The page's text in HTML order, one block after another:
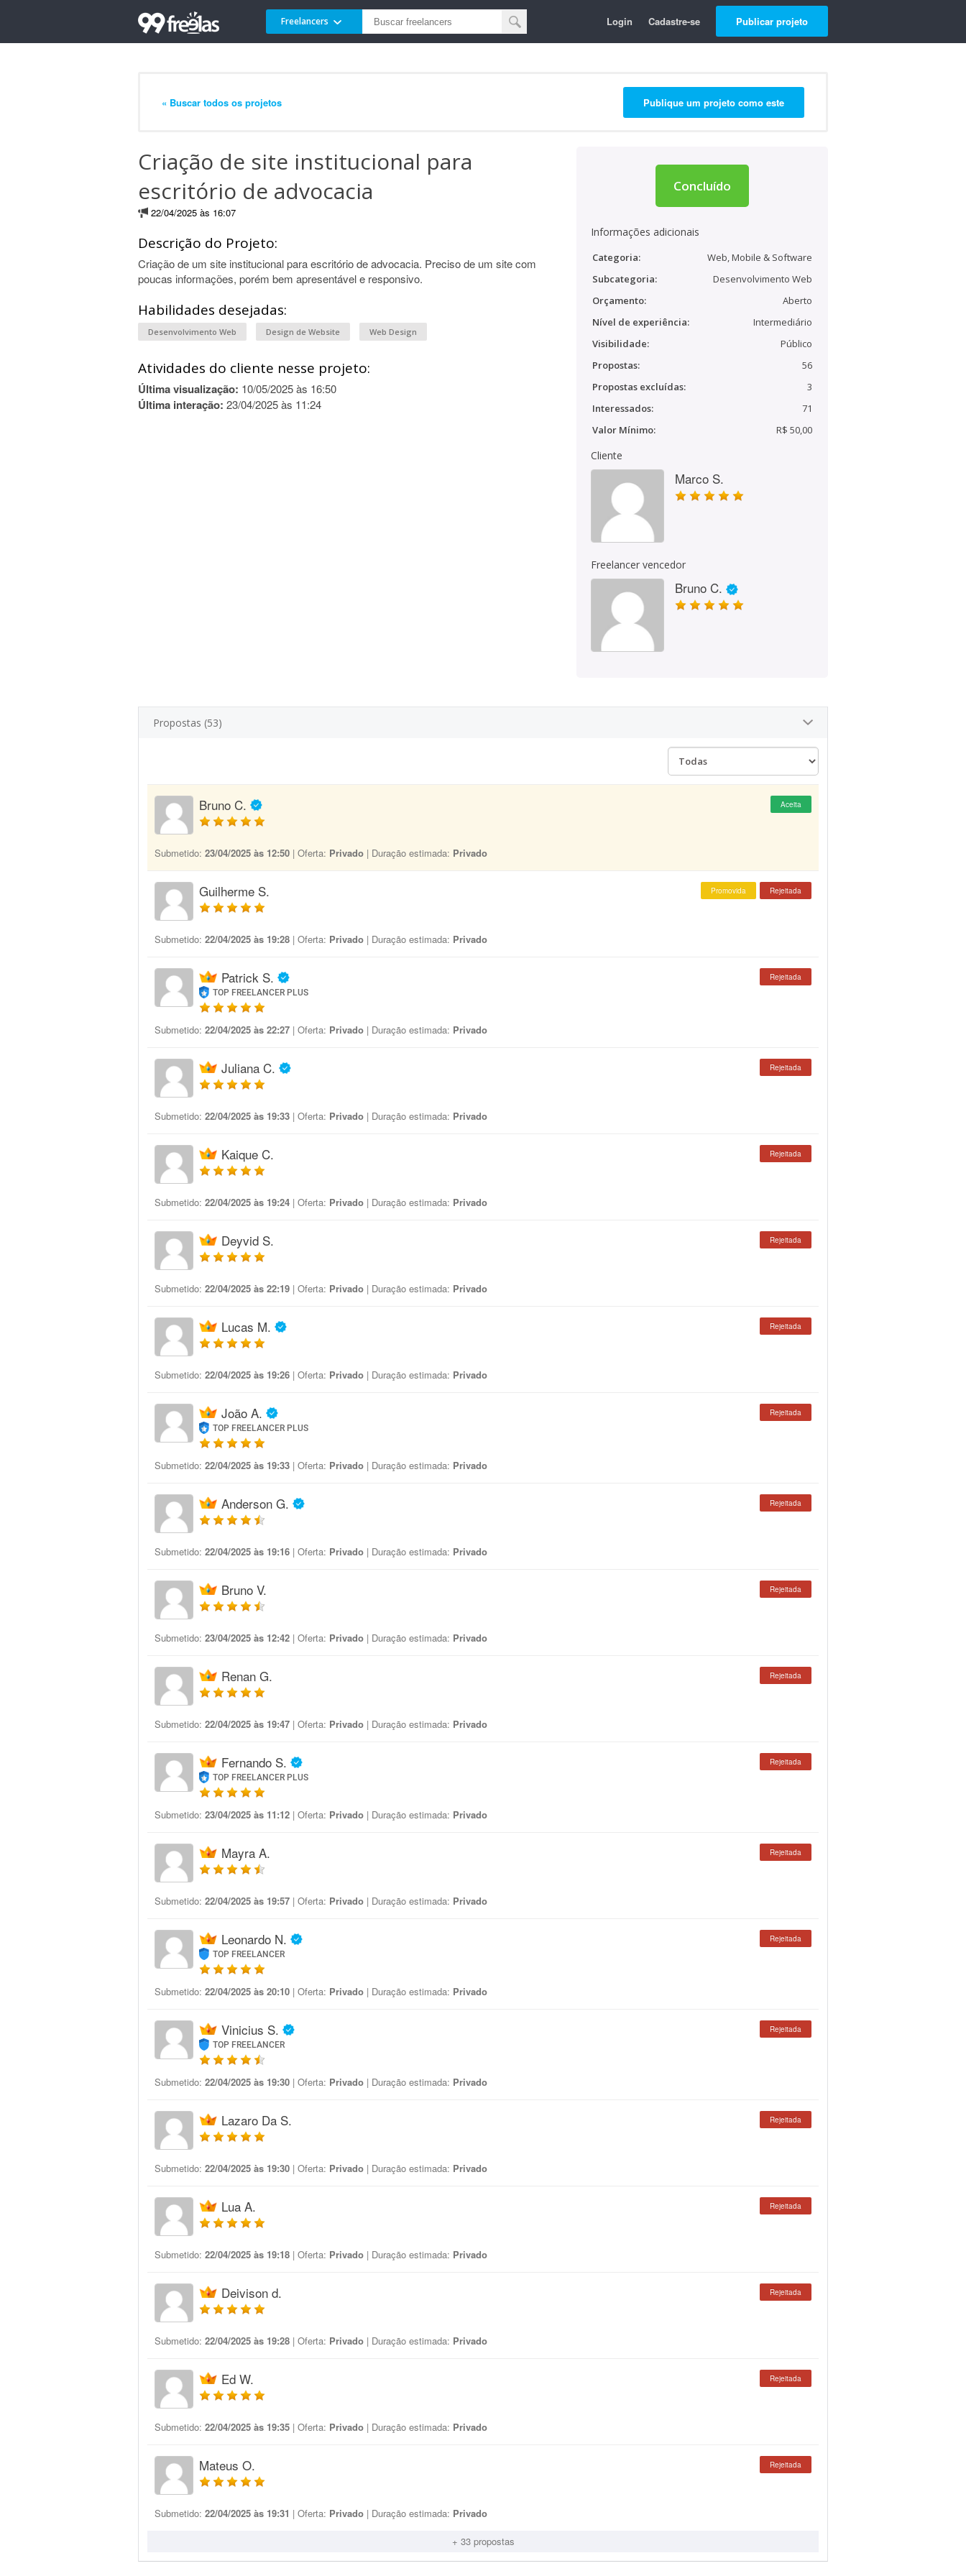
Freelancers Login Cadastre-se Publicar projeto
« Buscar todos os projetos Publique um projeto como este
Criação de site institucional para
escritório de advocacia
22/04/2025 às 16:07
Descrição do Projeto:
Criação de um site institucional para escritório de advocacia. Preciso de um site com
poucas informações, porém bem apresentável e responsivo.
Habilidades desejadas:
Desenvolvimento Web Design de Website Web Design
Atividades do cliente nesse projeto:
Última visualização: 10/05/2025 às 16:50
Última interação: 23/04/2025 às 11:24
Concluído
Informações adicionais
Categoria:
Web, Mobile & Software
Subcategoria:
Desenvolvimento Web
Orçamento:
Aberto
Nível de experiência:
Intermediário
Visibilidade:
Público
Propostas:
56
Propostas excluídas:
3
Interessados:
71
Valor Mínimo:
R$ 50,00
Cliente
Marco S.
Freelancer vencedor
Bruno C.
Propostas (53)
Bruno C. Aceita
Submetido: 23/04/2025 às 12:50 | Oferta: Privado | Duração estimada: Privado
Guilherme S. Promovida Rejeitada
Submetido: 22/04/2025 às 19:28 | Oferta: Privado | Duração estimada: Privado
Patrick S.
TOP FREELANCER PLUS
Rejeitada
Submetido: 22/04/2025 às 22:27 | Oferta: Privado | Duração estimada: Privado
Juliana C. Rejeitada
Submetido: 22/04/2025 às 19:33 | Oferta: Privado | Duração estimada: Privado
Kaique C. Rejeitada
Submetido: 22/04/2025 às 19:24 | Oferta: Privado | Duração estimada: Privado
Deyvid S. Rejeitada
Submetido: 22/04/2025 às 22:19 | Oferta: Privado | Duração estimada: Privado
Lucas M. Rejeitada
Submetido: 22/04/2025 às 19:26 | Oferta: Privado | Duração estimada: Privado
João A.
TOP FREELANCER PLUS
Rejeitada
Submetido: 22/04/2025 às 19:33 | Oferta: Privado | Duração estimada: Privado
Anderson G. Rejeitada
Submetido: 22/04/2025 às 19:16 | Oferta: Privado | Duração estimada: Privado
Bruno V. Rejeitada
Submetido: 23/04/2025 às 12:42 | Oferta: Privado | Duração estimada: Privado
Renan G. Rejeitada
Submetido: 22/04/2025 às 19:47 | Oferta: Privado | Duração estimada: Privado
Fernando S.
TOP FREELANCER PLUS
Rejeitada
Submetido: 23/04/2025 às 11:12 | Oferta: Privado | Duração estimada: Privado
Mayra A. Rejeitada
Submetido: 22/04/2025 às 19:57 | Oferta: Privado | Duração estimada: Privado
Leonardo N.
TOP FREELANCER
Rejeitada
Submetido: 22/04/2025 às 20:10 | Oferta: Privado | Duração estimada: Privado
Vinicius S.
TOP FREELANCER
Rejeitada
Submetido: 22/04/2025 às 19:30 | Oferta: Privado | Duração estimada: Privado
Lazaro Da S. Rejeitada
Submetido: 22/04/2025 às 19:30 | Oferta: Privado | Duração estimada: Privado
Lua A. Rejeitada
Submetido: 22/04/2025 às 19:18 | Oferta: Privado | Duração estimada: Privado
Deivison d. Rejeitada
Submetido: 22/04/2025 às 19:28 | Oferta: Privado | Duração estimada: Privado
Ed W. Rejeitada
Submetido: 22/04/2025 às 19:35 | Oferta: Privado | Duração estimada: Privado
Mateus O. Rejeitada
Submetido: 22/04/2025 às 19:31 | Oferta: Privado | Duração estimada: Privado
+ 33 propostas